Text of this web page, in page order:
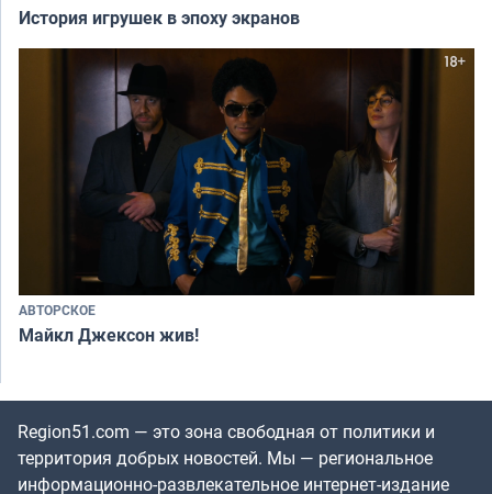
История игрушек в эпоху экранов
АВТОРСКОЕ
Майкл Джексон жив!
Region51.com — это зона свободная от политики и
территория добрых новостей. Мы — региональное
информационно-развлекательное интернет-издание